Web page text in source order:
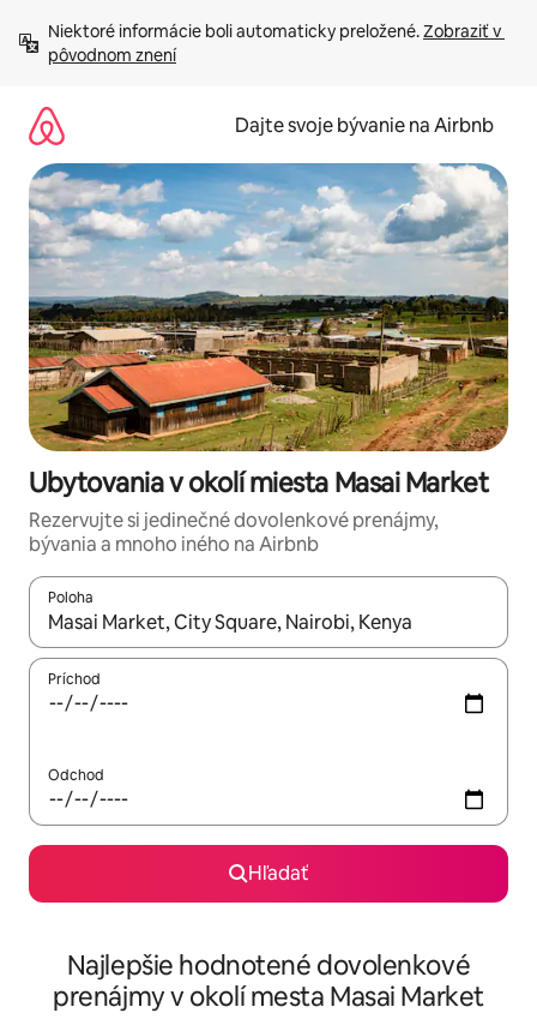
obsah.
Niektoré informácie boli automaticky preložené. Zobraziť v
pôvodnom znení
Dajte svoje bývanie na Airbnb
Ubytovania v okolí miesta Masai Market
Rezervujte si jedinečné dovolenkové prenájmy,
bývania a mnoho iného na Airbnb
Poloha
Keď budú výsledky k dispozícii, môžete si ich prechádzať
Príchod
Odchod
Hľadať
Najlepšie hodnotené dovolenkové
prenájmy v okolí mesta Masai Market